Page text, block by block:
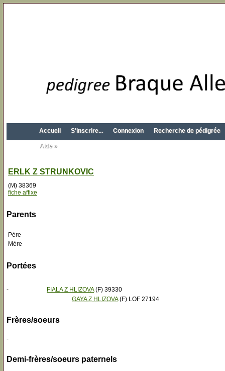
Accueil S'inscrire... Connexion Recherche de pédigrée
Aide »
ERLK Z STRUNKOVIC
(M) 38369
fiche affixe
Parents
Père
Mère
Portées
- FIALA Z HLIZOVA(F) 39330
GAYA Z HLIZOVA(F) LOF 27194
Frères/soeurs
-
Demi-frères/soeurs paternels